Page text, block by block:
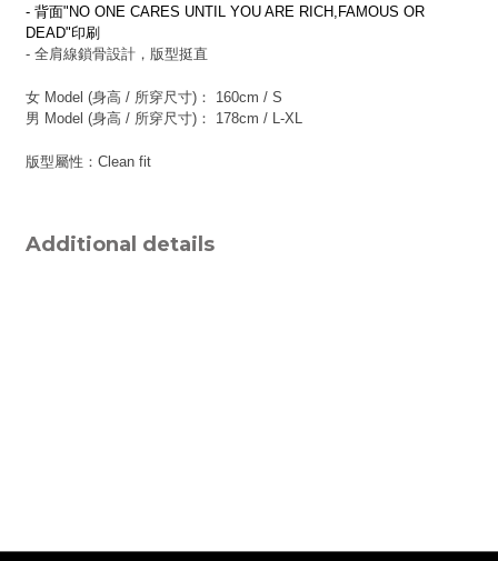
- 背面"NO ONE CARES UNTIL YOU ARE RICH,FAMOUS OR
DEAD"印刷
- 全肩線鎖骨設計，版型挺直
女 Model (身高 / 所穿尺寸)： 160cm / S
男 Model (身高 / 所穿尺寸)： 178cm / L-XL
版型屬性：Clean fit
Additional details